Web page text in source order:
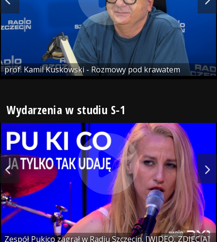
prof. Kamil Kuskowski - Rozmowy pod krawatem
Wydarzenia w studiu S-1
Zespół Pukico zagrał w Radiu Szczecin. [WIDEO, ZDJĘCIA]